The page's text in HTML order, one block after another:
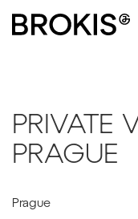
PRIVATE
PRAGUE
Prague